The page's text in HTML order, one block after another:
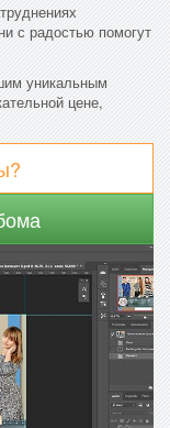
с радостью помогут
уникальным
цене,